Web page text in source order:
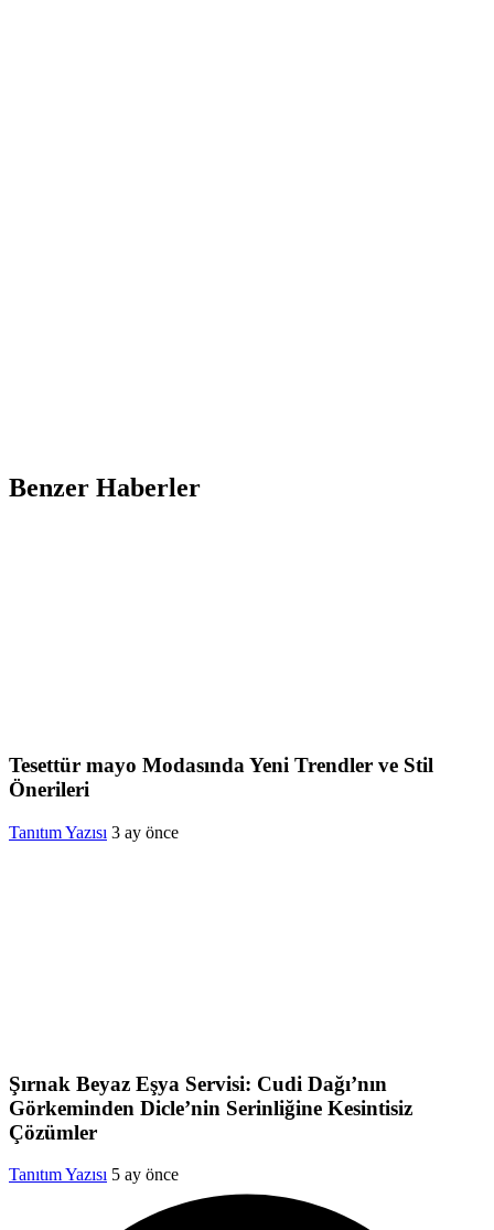
Benzer Haberler
Tesettür mayo Modasında Yeni Trendler ve Stil
Önerileri
Tanıtım Yazısı 3 ay önce
Şırnak Beyaz Eşya Servisi: Cudi Dağı’nın
Görkeminden Dicle’nin Serinliğine Kesintisiz
Çözümler
Tanıtım Yazısı 5 ay önce